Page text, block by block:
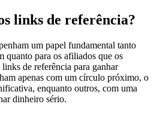
links de referência?
um papel fundamental tanto
quanto para os afiliados que os
de referência para ganhar
apenas com um círculo próximo, o
enquanto outros, com uma
dinheiro sério.